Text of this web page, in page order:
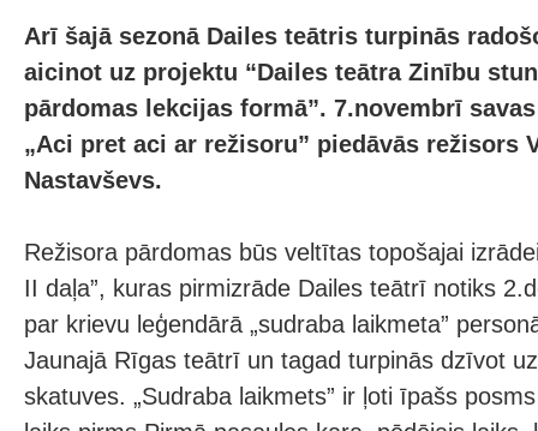
Arī šajā sezonā Dailes teātris turpinās
aicinot uz projektu “Dailes teātra Zinību
pārdomas lekcijas formā”. 7.novembrī
„Aci pret aci ar režisoru” piedāvās režisors
Nastavševs.
Režisora pārdomas būs veltītas topošajai
II daļa”, kuras pirmizrāde Dailes teātrī notiks
par krievu leģendārā „sudraba laikmeta”
Jaunajā Rīgas teātrī un tagad turpinās dzīvot
skatuves. „Sudraba laikmets” ir ļoti īpašs